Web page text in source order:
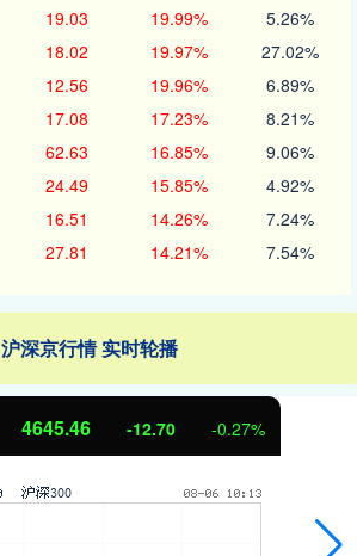
19.03 19.99% 5.26%
18.02 19.97% 27.02%
12.56 19.96% 6.89%
17.08 17.23% 8.21%
62.63 16.85% 9.06%
24.49 15.85% 4.92%
16.51 14.26% 7.24%
27.81 14.21% 7.54%
沪深京行情 实时轮播
1124.69 5.23 0.47%